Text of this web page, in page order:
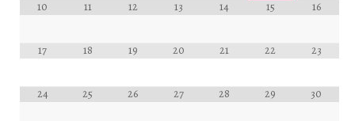
10 11 12 13 14 15 16
17 18 19 20 21 22 23
24 25 26 27 28 29 30